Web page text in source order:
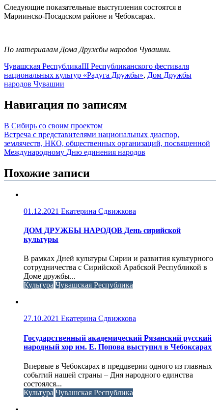
Следующие показательные выступления состоятся в
Мариинско-Посадском районе и Чебоксарах.
По материалам Дома Дружбы народов Чувашии.
Чувашская РеспубликаIII Республиканского фестиваля
национальных культур «Радуга Дружбы», Дом Дружбы
народов Чувашии
Навигация по записям
В Сибирь со своим проектом
Встреча с представителями национальных диаспор,
землячеств, НКО, общественных организаций, посвященной
Международному Дню единения народов
Похожие записи
01.12.2021 Екатерина Сдвижкова
ДОМ ДРУЖБЫ НАРОДОВ День сирийской
культуры
В рамках Дней культуры Сирии и развития культурного
сотрудничества с Сирийской Арабской Республикой в
Доме дружбы...
Культура Чувашская Республика
27.10.2021 Екатерина Сдвижкова
Государственный академический Рязанский русский
народный хор им. Е. Попова выступил в Чебоксарах
Впервые в Чебоксарах в преддверии одного из главных
событий нашей страны – Дня народного единства
состоялся...
Культура Чувашская Республика